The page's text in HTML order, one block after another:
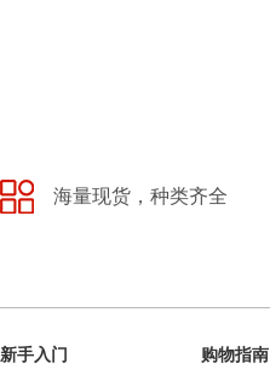
海量现货，种类齐全
新手入门 购物指南